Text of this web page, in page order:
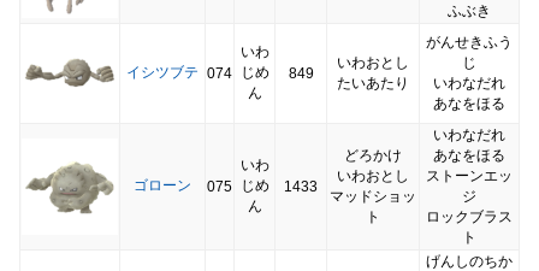
ふぶき
イシツブテ 074
いわ
じめ
ん
849
いわおとし
たいあたり
がんせきふう
じ
いわなだれ
あなをほる
ゴローン 075
いわ
じめ
ん
1433
どろかけ
いわおとし
マッドショッ
ト
いわなだれ
あなをほる
ストーンエッ
ジ
ロックブラス
ト
げんしのちか